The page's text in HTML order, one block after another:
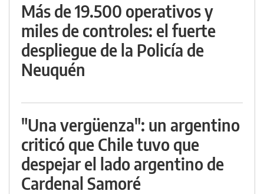
Más de 19.500 operativos y
miles de controles: el fuerte
despliegue de la Policía de
Neuquén
"Una vergüenza": un argentino
criticó que Chile tuvo que
despejar el lado argentino de
Cardenal Samoré